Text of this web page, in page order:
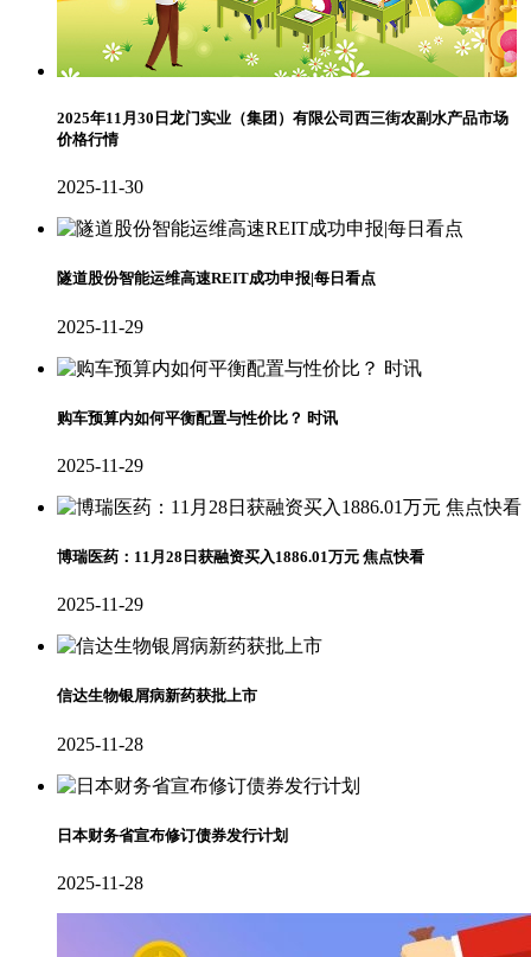
2025年11月30日龙门实业（集团）有限公司西三街农副水产品市场
价格行情
2025-11-30
隧道股份智能运维高速REIT成功申报|每日看点
2025-11-29
购车预算内如何平衡配置与性价比？ 时讯
2025-11-29
博瑞医药：11月28日获融资买入1886.01万元 焦点快看
2025-11-29
信达生物银屑病新药获批上市
2025-11-28
日本财务省宣布修订债券发行计划
2025-11-28